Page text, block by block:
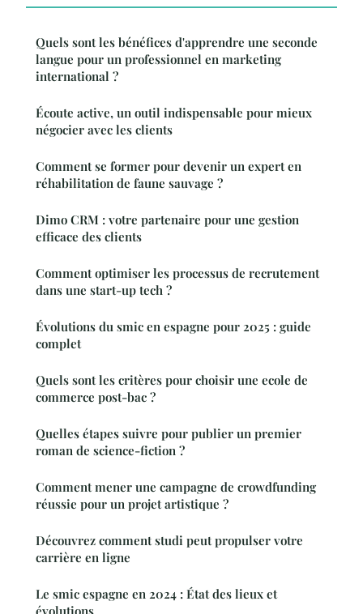
Quels sont les bénéfices d'apprendre une seconde
langue pour un professionnel en marketing
international ?
Écoute active, un outil indispensable pour mieux
négocier avec les clients
Comment se former pour devenir un expert en
réhabilitation de faune sauvage ?
Dimo CRM : votre partenaire pour une gestion
efficace des clients
Comment optimiser les processus de recrutement
dans une start-up tech ?
Évolutions du smic en espagne pour 2025 : guide
complet
Quels sont les critères pour choisir une ecole de
commerce post-bac ?
Quelles étapes suivre pour publier un premier
roman de science-fiction ?
Comment mener une campagne de crowdfunding
réussie pour un projet artistique ?
Découvrez comment studi peut propulser votre
carrière en ligne
Le smic espagne en 2024 : État des lieux et